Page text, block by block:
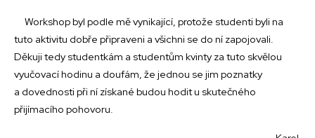
Workshop byl podle mě vynikající, protože studenti byli na
tuto aktivitu dobře připraveni a všichni se do ní zapojovali.
Děkuji tedy studentkám a studentům kvinty za tuto skvělou
vyučovací hodinu a doufám, že jednou se jim poznatky
a dovednosti při ní získané budou hodit u skutečného
přijímacího pohovoru.